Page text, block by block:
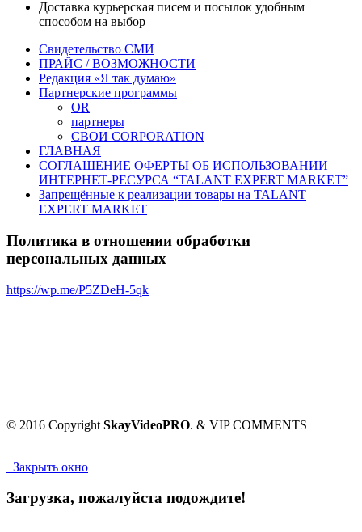
Доставка курьерская писем и посылок удобным
способом на выбор
Свидетельство СМИ
ПРАЙС / ВОЗМОЖНОСТИ
Редакция «Я так думаю»
Партнерские программы
OR
партнеры
СВОИ CORPORATION
ГЛАВНАЯ
СОГЛАШЕНИЕ ОФЕРТЫ ОБ ИСПОЛЬЗОВАНИИ
ИНТЕРНЕТ-РЕСУРСА “TALANT EXPERT MARKET”
Запрещённые к реализации товары на TALANT
EXPERT MARKET
Политика в отношении обработки
персональных данных
https://wp.me/P5ZDeH-5qk
© 2016 Copyright SkayVideoPRO. & VIP COMMENTS
Закрыть окно
Загрузка, пожалуйста подождите!